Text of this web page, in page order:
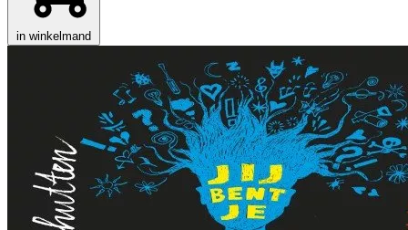
in winkelmand